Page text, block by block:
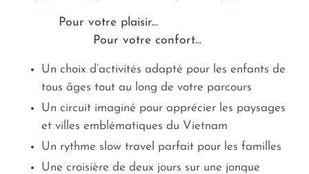
Pour votre plaisir...
Pour votre confort...
Un choix d’activités adapté pour les enfants de
tous âges tout au long de votre parcours
Un circuit imaginé pour apprécier les paysages
et villes emblématiques du Vietnam
Un rythme slow travel parfait pour les familles
Une croisière de deux jours sur une jonque